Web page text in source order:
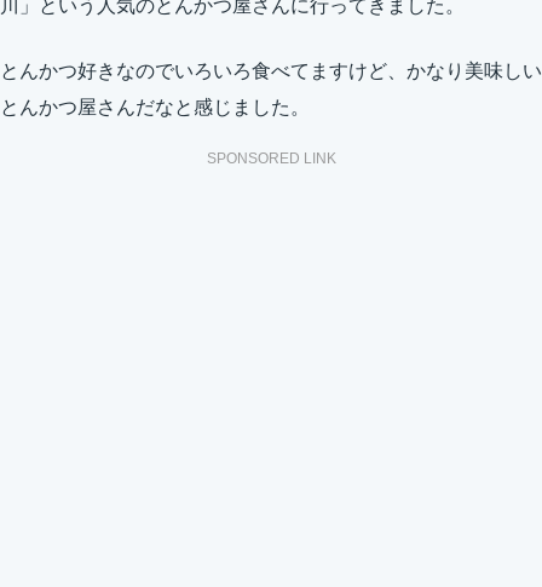
川」という人気のとんかつ屋さんに行ってきました。
とんかつ好きなのでいろいろ食べてますけど、かなり美味しい
とんかつ屋さんだなと感じました。
SPONSORED LINK